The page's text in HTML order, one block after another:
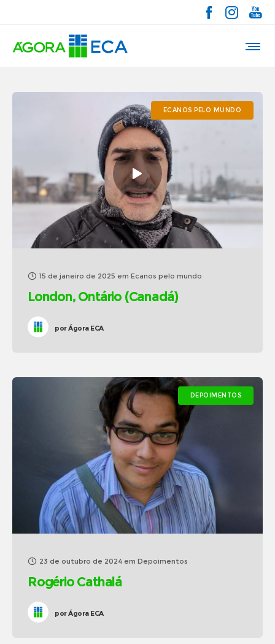
ECANOS PELO MUNDO
15 de janeiro de 2025 em Ecanos pelo mundo
London, Ontário (Canadá)
porÁgora ECA
DEPOIMENTOS
23 de outubro de 2024 em Depoimentos
Rogério Cathalá
porÁgora ECA